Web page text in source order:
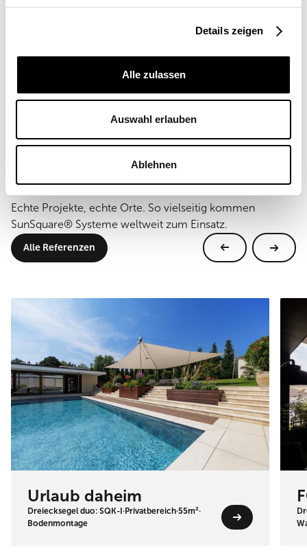
Details zeigen
Alle zulassen
Auswahl erlauben
Ablehnen
Einsatzort
Weitere Referenzen
Echte Projekte, echte Orte. So vielseitig kommen
SunSquare® Systeme weltweit zum Einsatz.
Alle Referenzen
Urlaub daheim
Dreiecksegel duo: SQK-I·Privatbereich·55m²·
Bodenmontage